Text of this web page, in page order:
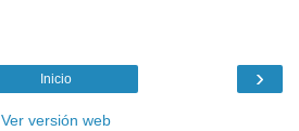
›
Inicio
Ver versión web